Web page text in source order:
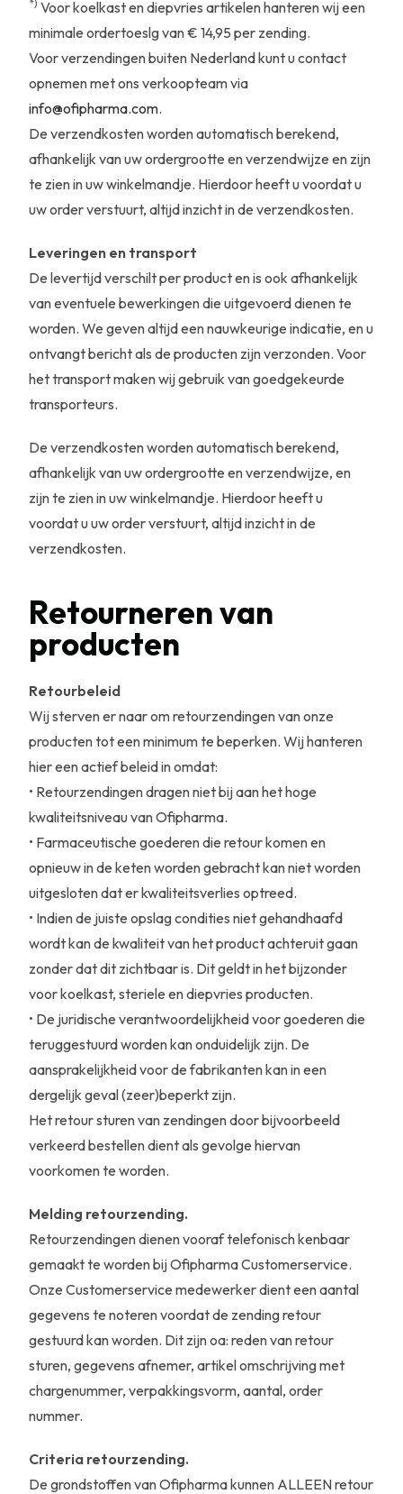
*) Voor koelkast en diepvries artikelen hanteren wij een
minimale ordertoeslg van € 14,95 per zending.
Voor verzendingen buiten Nederland kunt u contact
opnemen met ons verkoopteam via
info@ofipharma.com.
De verzendkosten worden automatisch berekend,
afhankelijk van uw ordergrootte en verzendwijze en zijn
te zien in uw winkelmandje. Hierdoor heeft u voordat u
uw order verstuurt, altijd inzicht in de verzendkosten.
Leveringen en transport
De levertijd verschilt per product en is ook afhankelijk
van eventuele bewerkingen die uitgevoerd dienen te
worden. We geven altijd een nauwkeurige indicatie, en u
ontvangt bericht als de producten zijn verzonden. Voor
het transport maken wij gebruik van goedgekeurde
transporteurs.
De verzendkosten worden automatisch berekend,
afhankelijk van uw ordergrootte en verzendwijze, en
zijn te zien in uw winkelmandje. Hierdoor heeft u
voordat u uw order verstuurt, altijd inzicht in de
verzendkosten.
Retourneren van
producten
Retourbeleid
Wij sterven er naar om retourzendingen van onze
producten tot een minimum te beperken. Wij hanteren
hier een actief beleid in omdat:
• Retourzendingen dragen niet bij aan het hoge
kwaliteitsniveau van Ofipharma.
• Farmaceutische goederen die retour komen en
opnieuw in de keten worden gebracht kan niet worden
uitgesloten dat er kwaliteitsverlies optreed.
• Indien de juiste opslag condities niet gehandhaafd
wordt kan de kwaliteit van het product achteruit gaan
zonder dat dit zichtbaar is. Dit geldt in het bijzonder
voor koelkast, steriele en diepvries producten.
• De juridische verantwoordelijkheid voor goederen die
teruggestuurd worden kan onduidelijk zijn. De
aansprakelijkheid voor de fabrikanten kan in een
dergelijk geval (zeer)beperkt zijn.
Het retour sturen van zendingen door bijvoorbeeld
verkeerd bestellen dient als gevolge hiervan
voorkomen te worden.
Melding retourzending.
Retourzendingen dienen vooraf telefonisch kenbaar
gemaakt te worden bij Ofipharma Customerservice.
Onze Customerservice medewerker dient een aantal
gegevens te noteren voordat de zending retour
gestuurd kan worden. Dit zijn oa: reden van retour
sturen, gegevens afnemer, artikel omschrijving met
chargenummer, verpakkingsvorm, aantal, order
nummer.
Criteria retourzending.
De grondstoffen van Ofipharma kunnen ALLEEN retour